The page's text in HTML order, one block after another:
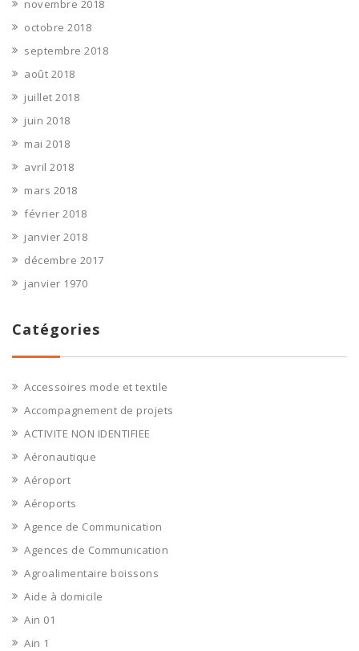
novembre 2018
octobre 2018
septembre 2018
août 2018
juillet 2018
juin 2018
mai 2018
avril 2018
mars 2018
février 2018
janvier 2018
décembre 2017
janvier 1970
Catégories
Accessoires mode et textile
Accompagnement de projets
ACTIVITE NON IDENTIFIEE
Aéronautique
Aéroport
Aéroports
Agence de Communication
Agences de Communication
Agroalimentaire boissons
Aide à domicile
Ain 01
Ain 1